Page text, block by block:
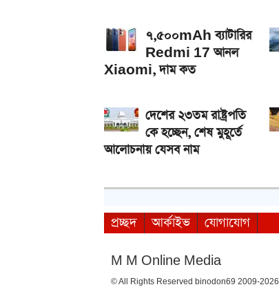
৭,৫০০mAh ব্যাটারির
Redmi 17 আনল
Xiaomi, দাম কত
দেশের ২৩তম রাষ্ট্রপতি
কে হচ্ছেন, শেষ মুহূর্তে
আলোচনায় যেসব নাম
প্রচ্ছদ আর্কাইভ যোগাযোগ
M M Online Media
© All Rights Reserved binodon69 2009-2026